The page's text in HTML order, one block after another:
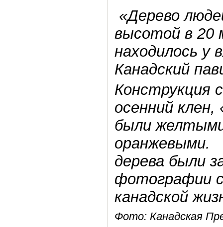
«Дерево
высотой в 20
находилось у
Канадский
Конструкция
осенний
были
оранжевыми.
дерева были
фотографии
канадской
Фото: Канадская